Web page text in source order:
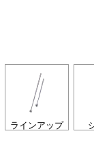
ラインアップ